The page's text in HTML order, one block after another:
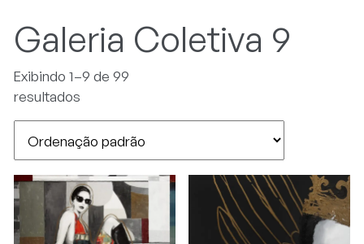
Galeria Coletiva 9
Exibindo 1–9 de 99
resultados